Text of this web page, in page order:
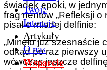
Twoje
Intencje
Artykuły
O nas
Wsparcie
świadek epoki, w
fragmentów „Refleksji o
pisał o młodej delfinie:
„Minęło już szesnaście
odkąd po raz pierwszy
wówczas jeszcze